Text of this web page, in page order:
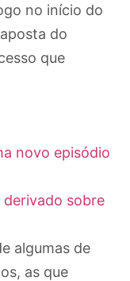
no início do
do
que
novo episódio
derivado sobre
algumas de
as que